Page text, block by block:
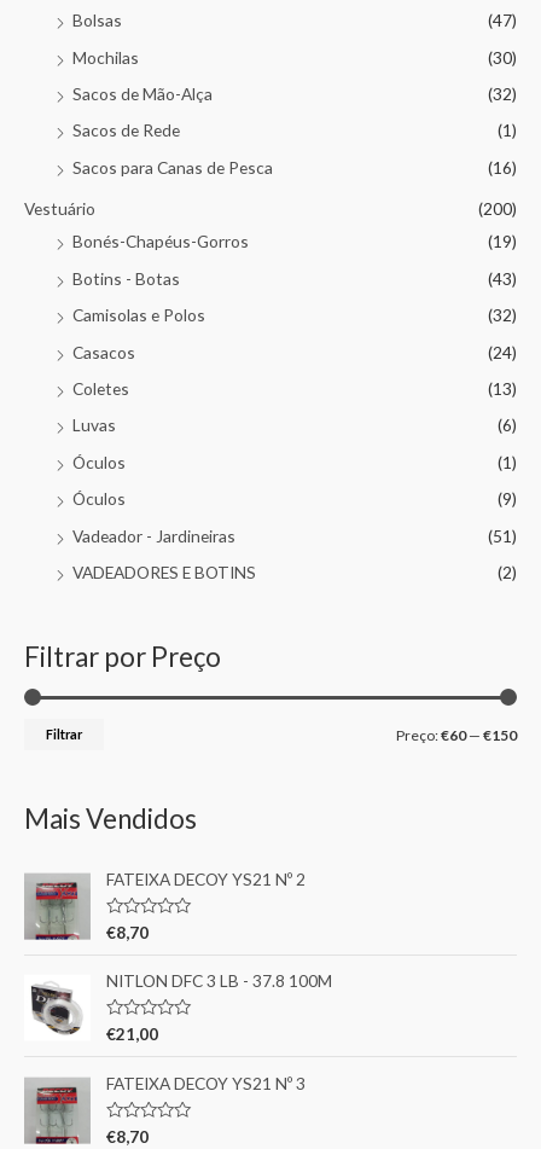
Bolsas
(47)
Mochilas
(30)
Sacos de Mão-Alça
(32)
Sacos de Rede
(1)
Sacos para Canas de Pesca
(16)
Vestuário
(200)
Bonés-Chapéus-Gorros
(19)
Botins - Botas
(43)
Camisolas e Polos
(32)
Casacos
(24)
Coletes
(13)
Luvas
(6)
Óculos
(1)
Óculos
(9)
Vadeador - Jardineiras
(51)
VADEADORES E BOTINS
(2)
Filtrar por Preço
Filtrar Preço:€60— €150
Mais Vendidos
FATEIXA DECOY YS21 Nº 2
A
l
i
a
ã
d
e
5
€8,70
NITLON DFC 3 LB - 37.8 100M
A
l
i
a
ã
€21,00
FATEIXA DECOY YS21 Nº 3
A
€8,70